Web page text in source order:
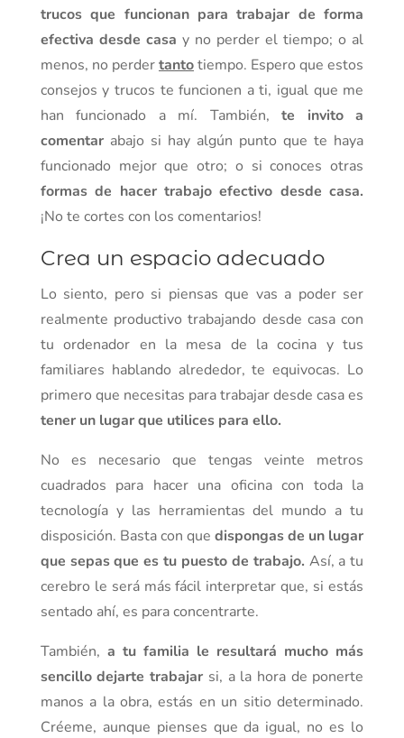
trucos que funcionan para trabajar de forma
efectiva desde casa y no perder el tiempo; o al
menos, no perdertantotiempo. Espero que estos
consejos y trucos te funcionen a ti, igual que me
han funcionado a mí. También,te invito a
comentarabajo si hay algún punto que te haya
funcionado mejor que otro; o si conoces otras
formas de hacer trabajo efectivo desde casa.
¡No te cortes con los comentarios!
Crea un espacio adecuado
Lo siento, pero si piensas que vas a poder ser
realmente productivo trabajando desde casa con
tu ordenador en la mesa de la cocina y tus
familiares hablando alrededor, te equivocas. Lo
primero que necesitas para trabajar desde casa es
tener un lugar que utilices para ello.
No es necesario que tengas veinte metros
cuadrados para hacer una oficina con toda la
tecnología y las herramientas del mundo a tu
disposición. Basta con quedispongas de un lugar
que sepas que es tu puesto de trabajo. Así, a tu
cerebro le será más fácil interpretar que, si estás
sentado ahí, es para concentrarte.
También, a tu familia le resultará mucho más
sencillo dejarte trabajar si, a la hora de ponerte
manos a la obra, estás en un sitio determinado.
Créeme, aunque pienses que da igual, no es lo